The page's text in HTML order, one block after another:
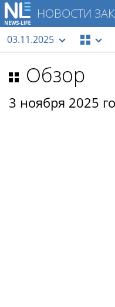
НОВОСТИ
03.11.2025
Обзор
3 ноября 2025